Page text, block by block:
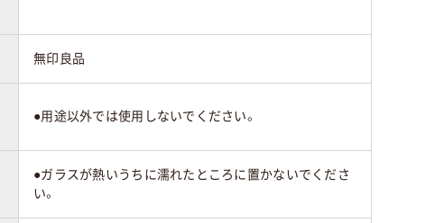
無印良品
●用途以外では使用しないでください。
●ガラスが熱いうちに濡れたところに置かないでくださ
い。